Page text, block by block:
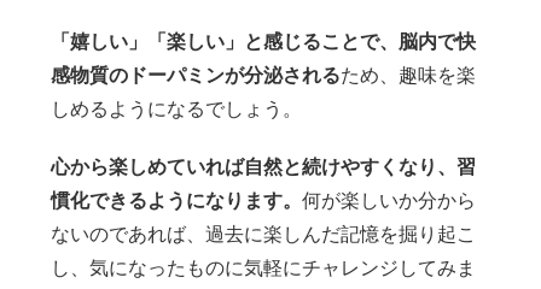
「嬉しい」「楽しい」と感じることで、脳内で快
感物質のドーパミンが分泌されるため、趣味を楽
しめるようになるでしょう。
心から楽しめていれば自然と続けやすくなり、習
慣化できるようになります。 何が楽しいか分から
ないのであれば、過去に楽しんだ記憶を掘り起こ
し、気になったものに気軽にチャレンジしてみま